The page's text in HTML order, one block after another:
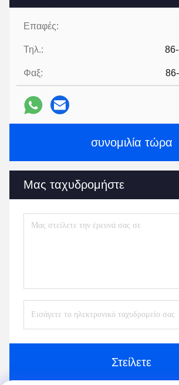
Επαφές:
Τηλ.:
Φαξ:
συνομιλία τώρα
Μας ταχυδρομήστε
Στείλετε